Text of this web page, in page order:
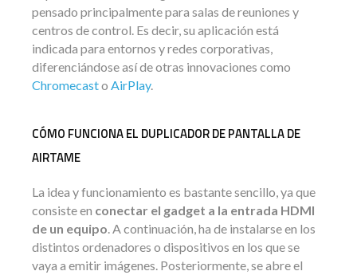
pensado principalmente para salas de reuniones y
centros de control. Es decir, su aplicación está
indicada para entornos y redes corporativas,
diferenciándose así de otras innovaciones como
Chromecasto AirPlay.
CÓMO FUNCIONA EL DUPLICADOR DE PANTALLA DE
AIRTAME
La idea y funcionamiento es bastante sencillo, ya que
consiste en conectar el gadget a la entrada HDMI
de un equipo. A continuación, ha de instalarse en los
distintos ordenadores o dispositivos en los que se
vaya a emitir imágenes. Posteriormente, se abre el